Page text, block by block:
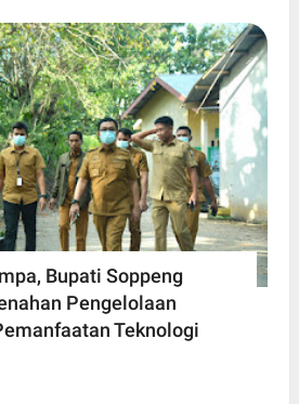
Bupati Soppeng
Pengelolaan
Teknologi